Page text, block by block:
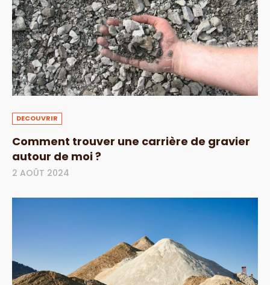
DECOUVRIR
Comment trouver une carrière de gravier
autour de moi ?
2 AOÛT 2024